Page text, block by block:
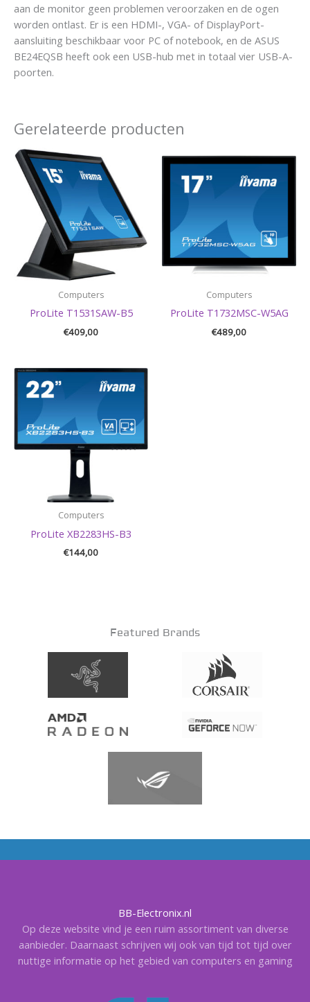
aan de monitor geen problemen veroorzaken en de ogen
worden ontlast. Er is een HDMI-, VGA- of DisplayPort-
aansluiting beschikbaar voor PC of notebook, en de ASUS
BE24EQSB heeft ook een USB-hub met in totaal vier USB-A-
poorten.
Gerelateerde producten
Computers
ProLite T1531SAW-B5
€409,00
Computers
ProLite T1732MSC-W5AG
€489,00
Computers
ProLite XB2283HS-B3
€144,00
Featured Brands
BB-Electronix.nl
Op deze website vind je een ruim assortiment van diverse
aanbieder. Daarnaast schrijven wij ook van tijd tot tijd over
nuttige informatie op het gebied van computers en gaming